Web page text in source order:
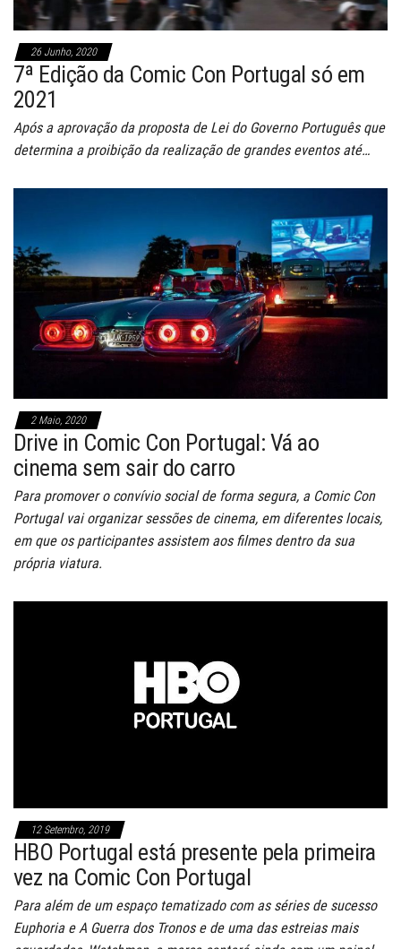
26 Junho, 2020
7ª Edição da Comic Con Portugal só em
2021
Após a aprovação da proposta de Lei do Governo Português que
determina a proibição da realização de grandes eventos até…
2 Maio, 2020
Drive in Comic Con Portugal: Vá ao
cinema sem sair do carro
Para promover o convívio social de forma segura, a Comic Con
Portugal vai organizar sessões de cinema, em diferentes locais,
em que os participantes assistem aos filmes dentro da sua
própria viatura.
12 Setembro, 2019
HBO Portugal está presente pela primeira
vez na Comic Con Portugal
Para além de um espaço tematizado com as séries de sucesso
Euphoria e A Guerra dos Tronos e de uma das estreias mais